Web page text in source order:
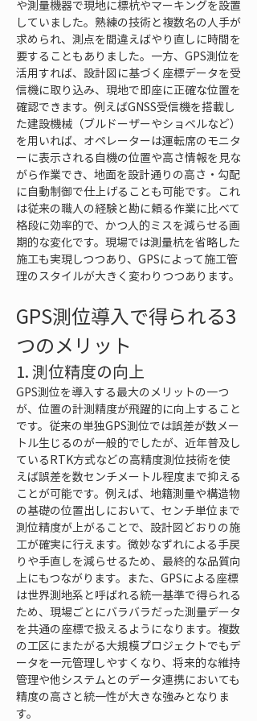
や測量機器で現地に標杭やマーキングを設置
していました。熟練の技術と複数名の人手が
求められ、測点を間違えばやり直しに時間を
要することもありました。一方、GPS測位を
活用すれば、設計図に基づく座標データを受
信機に取り込み、現地で即座に正確な位置を
確認できます。例えばGNSS受信機を搭載し
た建設機械（ブルドーザーやショベルなど）
を用いれば、オペレーターは運転席のモニタ
ーに表示される自機の位置や高さ情報を見な
がら作業でき、地面を設計通りの高さ・勾配
に自動制御で仕上げることも可能です。これ
は従来の職人の経験と勘に頼る作業に比べて
格段に効率的で、かつ人的ミスを減らせる画
期的な変化です。現場では測量杭を省略した
施工も実現しつつあり、GPSによって施工管
理のスタイルが大きく変わりつつあります。
GPS測位導入で得られる3
つのメリット
1. 測位精度の向上
GPS測位を導入する最大のメリットの一つ
が、位置の計測精度が飛躍的に向上すること
です。従来の単独GPS測位では誤差が数メー
トル生じるのが一般的でしたが、近年普及し
ているRTK方式などの高精度測位技術を使
えば誤差を数センチメートル程度まで抑える
ことが可能です。例えば、地籍測量や構造物
の基礎の位置出しにおいて、センチ単位まで
測位精度が上がることで、設計図どおりの施
工が確実に行えます。微妙なずれによる手戻
りや手直しを減らせるため、最終的な品質向
上にもつながります。また、GPSによる座標
は世界測地系と呼ばれる統一基準で得られる
ため、現場ごとにバラバラだった測量データ
を共通の座標で扱えるようになります。複数
の工区にまたがる大規模プロジェクトでもデ
ータを一元管理しやすくなり、将来的な維持
管理や他システムとのデータ連携においても
精度の高さと統一性が大きな強みとなりま
す。